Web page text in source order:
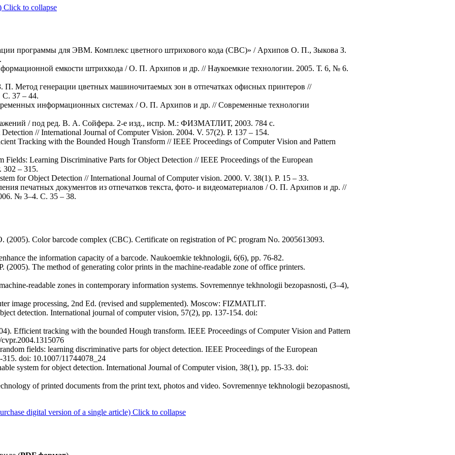
Click to collapse
программы для ЭВМ. Комплекс цветного штрихового кода (CBC)» / Архипов О. П., Зыкова З.
емкости штрихкода / О. П. Архипов и др. // Наукоемкие технологии. 2005. Т. 6, № 6.
Метод генерации цветных машиночитаемых зон в отпечатках офисных принтеров //
37 – 44.
информационных системах / О. П. Архипов и др. // Современные технологии
/ под ред. В. А. Сойфера. 2-е изд., испр. М.: ФИЗМАТЛИТ, 2003. 784 с.
// International Journal of Computer Vision. 2004. V. 57(2). P. 137 – 154.
Tracking with the Bounded Hough Transform // IEEE Proceedings of Computer Vision and Pattern
Learning Discriminative Parts for Object Detection // IEEE Proceedings of the European
302 – 315.
for Object Detection // International Journal of Computer vision. 2000. V. 38(1). P. 15 – 33.
печатных документов из отпечатков текста, фото- и видеоматериалов / О. П. Архипов и др. //
№ 3–4. С. 35 – 38.
(2005). Color barcode complex (CBC). Certificate on registration of PC program No. 2005613093.
the information capacity of a barcode. Naukoemkie tekhnologii, 6(6), pp. 76-82.
The method of generating color prints in the machine-readable zone of office printers.
readable zones in contemporary information systems. Sovremennye tekhnologii bezopasnosti, (3–4),
image processing, 2nd Ed. (revised and supplemented). Moscow: FIZMATLIT.
detection. International journal of computer vision, 57(2), pp. 137-154. doi:
Efficient tracking with the bounded Hough transform. IEEE Proceedings of Computer Vision and Pattern
fields: learning discriminative parts for object detection. IEEE Proceedings of the European
doi: 10.1007/11744078_24
system for object detection. International Journal of Computer vision, 38(1), pp. 15-33. doi:
of printed documents from the print text, photos and video. Sovremennye tekhnologii bezopasnosti,
digital version of a single article) Click to collapse